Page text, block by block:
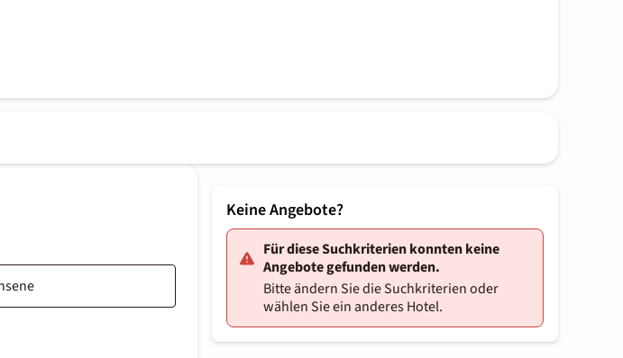
Keine Angebote?
Für diese Suchkriterien konnten keine
Angebote gefunden werden.
Bitte ändern Sie die Suchkriterien oder
wählen Sie ein anderes Hotel.